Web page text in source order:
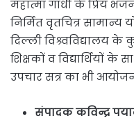
महात्मा गांधी के प्रिय
निर्मित वृतचित्र सामान्य
दिल्ली विश्र्वविद्यालय के
शिक्षकों व विद्यार्थियों
उपचार सत्र का भी
संपादक कविन्द्र